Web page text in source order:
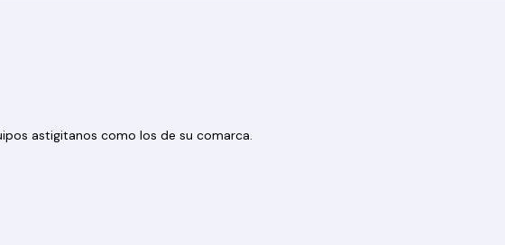
astigitanos como los de su comarca.